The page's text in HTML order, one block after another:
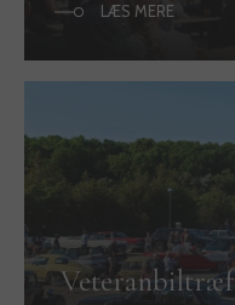
LÆS MERE
Veteranbiltræf